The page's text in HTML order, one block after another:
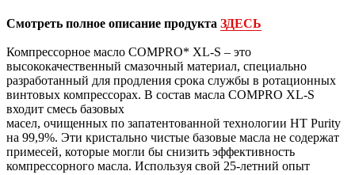
Смотреть полное описание продукта ЗДЕСЬ
Компрессорное масло COMPRO* XL-S – это
высококачественный смазочный материал, специально
разработанный для продления срока службы в ротационных
винтовых компрессорах. В состав масла COMPRO XL-S
входит смесь базовых
масел, очищенных по запатентованной технологии HT Purity
на 99,9%. Эти кристально чистые базовые масла не содержат
примесей, которые могли бы снизить эффективность
компрессорного масла. Используя свой 25-летний опыт